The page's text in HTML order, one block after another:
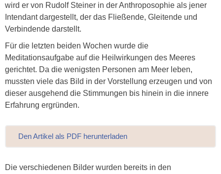
wird er von Rudolf Steiner in der Anthroposophie als jener
Intendant dargestellt, der das Fließende, Gleitende und
Verbindende darstellt.
Für die letzten beiden Wochen wurde die
Meditationsaufgabe auf die Heilwirkungen des Meeres
gerichtet. Da die wenigsten Personen am Meer leben,
mussten viele das Bild in der Vorstellung erzeugen und von
dieser ausgehend die Stimmungen bis hinein in die innere
Erfahrung ergründen.
Den Artikel als PDF herunterladen
Die verschiedenen Bilder wurden bereits in den